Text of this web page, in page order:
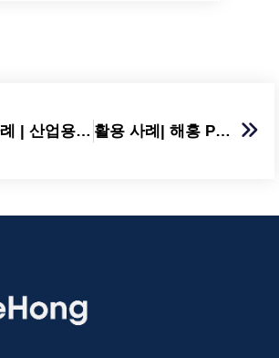
응용 사례 | 산업용 AR 산업 설루션-기계 조립 활용 사례| 해홍 Panorama SCADA 플랫폼을 활용한 효율적인 풍력발전소 관리 실현